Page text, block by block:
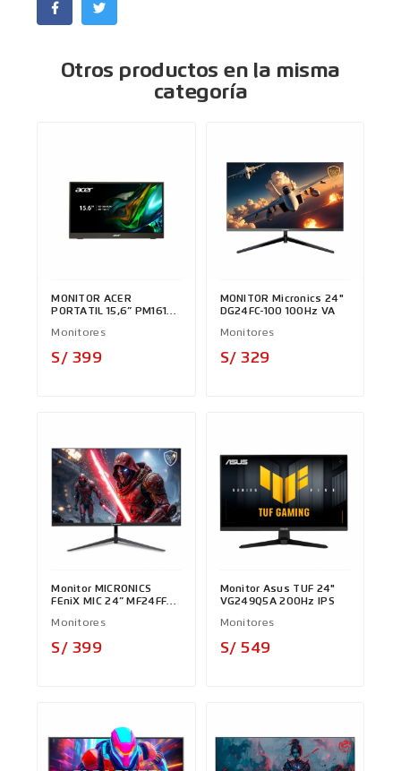
Otros productos en la misma
categoría
MONITOR ACER
PORTATIL 15,6” PM161Q
Monitores
S/ 399
MONITOR Micronics 24"
DG24FC-100 100Hz VA
Monitores
S/ 329
Monitor MICRONICS
FEniX MIC 24” MF24FF
Monitores
S/ 399
Monitor Asus TUF 24"
VG249Q5A 200Hz IPS
Monitores
S/ 549